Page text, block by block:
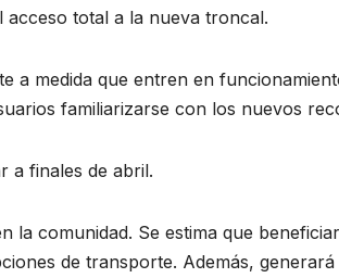
total a la nueva troncal.
a medida que entren en
familiarizarse con los nuevos
a finales de abril.
comunidad. Se estima que
de transporte. Además, generará